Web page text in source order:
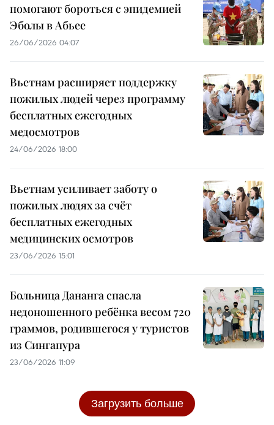
помогают бороться с эпидемией
Эболы в Абьее
26/06/2026 04:07
Вьетнам расширяет поддержку
пожилых людей через программу
бесплатных ежегодных
медосмотров
24/06/2026 18:00
Вьетнам усиливает заботу о
пожилых людях за счёт
бесплатных ежегодных
медицинских осмотров
23/06/2026 15:01
Больница Дананга спасла
недоношенного ребёнка весом 720
граммов, родившегося у туристов
из Сингапура
23/06/2026 11:09
Загрузить больше